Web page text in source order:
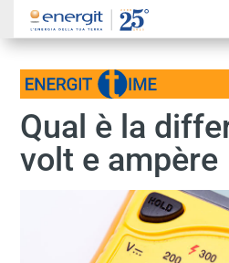
Qual è la
volt e ampère